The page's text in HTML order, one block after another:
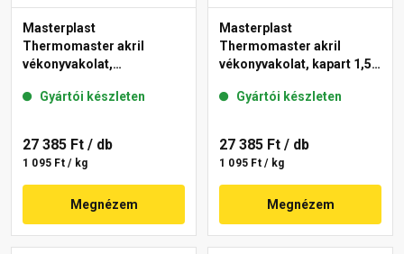
Masterplast
Thermomaster akril
vékonyvakolat,
13-D 25 kg
Gyártói készleten
27 385 Ft / db
1 095 Ft / kg
Megnézem
Masterplast
Thermomaster akril
vékonyvakolat, kapart 1,5
Gyártói készleten
27 385 Ft / db
1 095 Ft / kg
Megnézem